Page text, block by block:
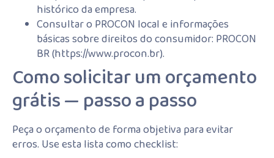
histórico da empresa.
Consultar o PROCON local e informações
básicas sobre direitos do consumidor: PROCON
BR (https://www.procon.br).
Como solicitar um orçamento
grátis — passo a passo
Peça o orçamento de forma objetiva para evitar
erros. Use esta lista como checklist: